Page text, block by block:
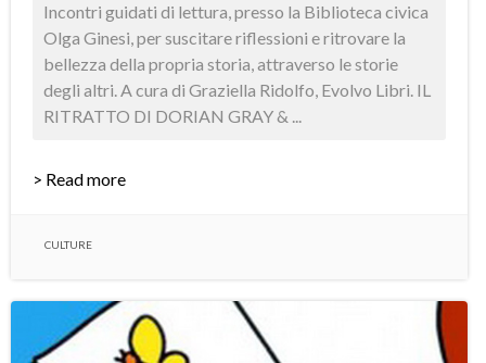
Incontri guidati di lettura, presso la Biblioteca civica
Olga Ginesi, per suscitare riflessioni e ritrovare la
bellezza della propria storia, attraverso le storie
degli altri. A cura di Graziella Ridolfo, Evolvo Libri. IL
RITRATTO DI DORIAN GRAY & ...
> Read more
CULTURE